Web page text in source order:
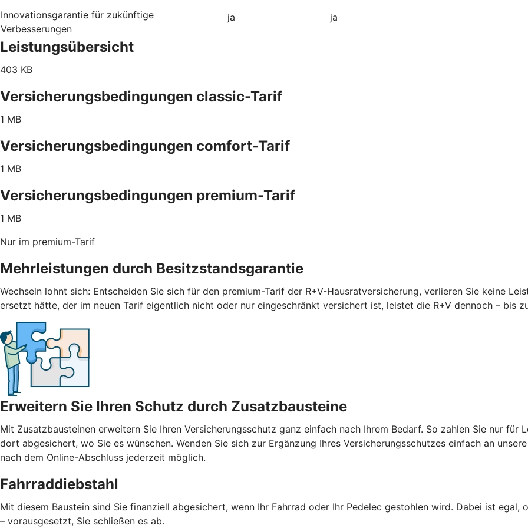
Innovationsgarantie für zukünftige
Verbesserungen
ja ja
Leistungsübersicht
403 KB
Versicherungsbedingungen classic-Tarif
1 MB
Versicherungsbedingungen comfort-Tarif
1 MB
Versicherungsbedingungen premium-Tarif
1 MB
Nur im premium-Tarif
Mehrleistungen durch Besitzstandsgarantie
Wechseln lohnt sich: Entscheiden Sie sich für den premium-Tarif der R+V-Hausratversicherung, verlieren Sie keine
ersetzt hätte, der im neuen Tarif eigentlich nicht oder nur eingeschränkt versichert ist, leistet die R+V dennoch – bis
Erweitern Sie Ihren Schutz durch Zusatzbausteine
Mit Zusatzbausteinen erweitern Sie Ihren Versicherungsschutz ganz einfach nach Ihrem Bedarf. So zahlen Sie nur für
dort abgesichert, wo Sie es wünschen. Wenden Sie sich zur Ergänzung Ihres Versicherungsschutzes einfach an
nach dem Online-Abschluss jederzeit möglich.
Fahrraddiebstahl
Mit diesem Baustein sind Sie finanziell abgesichert, wenn Ihr Fahrrad oder Ihr Pedelec gestohlen wird. Dabei ist
– vorausgesetzt, Sie schließen es ab.